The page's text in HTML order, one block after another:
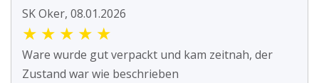
SK Oker, 08.01.2026
★ ★ ★ ★ ★
Ware wurde gut verpackt und kam zeitnah, der
Zustand war wie beschrieben